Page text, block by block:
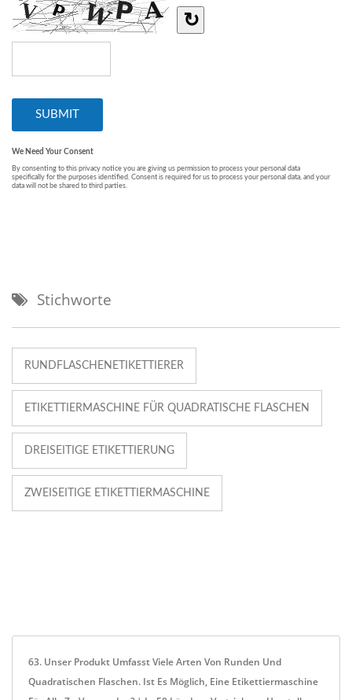
Stichworte
RUNDFLASCHENETIKETTIERER
ETIKETTIERMASCHINE FÜR QUADRATISCHE FLASCHEN
DREISEITIGE ETIKETTIERUNG
ZWEISEITIGE ETIKETTIERMASCHINE
63. Unser Produkt Umfasst Viele Arten Von Runden Und
Quadratischen Flaschen. Ist Es Möglich, Eine Etikettiermaschine